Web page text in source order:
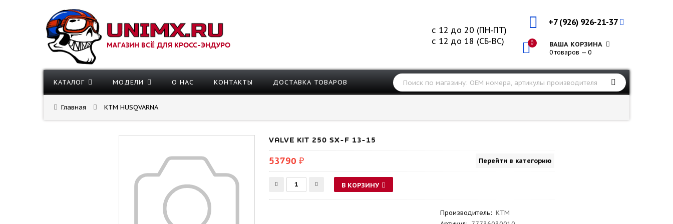
МАГАЗИН ВСЁ ДЛЯ КРОСС-ЭНДУРО
+7 (926) 926-21-37
0 ВАША КОРЗИНА
0 товаров — 0
с 12 до 20 (ПН-ПТ)
с 12 до 18 (СБ-ВС)
КАТАЛОГ МОДЕЛИ О НАС КОНТАКТЫ ДОСТАВКА ТОВАРОВ
Главная KTM HUSQVARNA
VALVE KIT 250 SX-F 13-15
53790 ₽ Перейти в категорию
В КОРЗИНУ
Производитель: KTM